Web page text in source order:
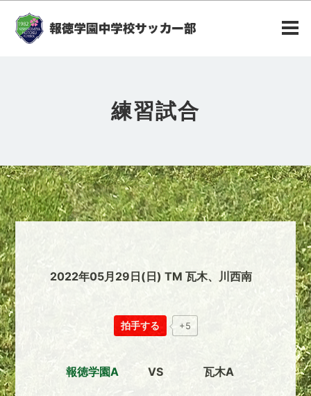
練習試合
2022年05月29日(日) TM 瓦木、川西南
拍手する +5
報徳学園A VS 瓦木A